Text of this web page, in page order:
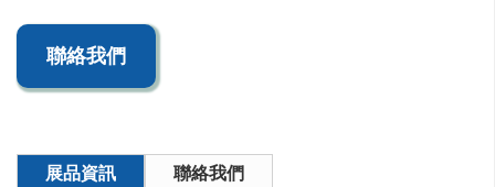
聯絡我們
展品資訊 聯絡我們